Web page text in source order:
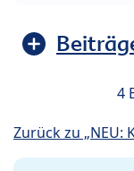
4
Zurück zu „NEU: